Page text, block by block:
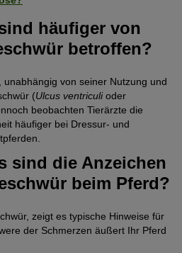
häufiger von
betroffen?
von seiner Nutzung und
(Ulcus ventriculioder
beobachten Tierärzte die
häufiger bei Dressur- und
sind die Anzeichen
beim Pferd?
zeigt es typische Hinweise für
der Schmerzen äußert Ihr Pferd